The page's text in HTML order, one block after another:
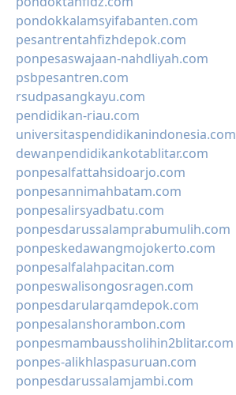
pondokkalamsyifabanten.com
pesantrentahfizhdepok.com
ponpesaswajaan-nahdliyah.com
psbpesantren.com
rsudpasangkayu.com
pendidikan-riau.com
universitaspendidikanindonesia.com
dewanpendidikankotablitar.com
ponpesalfattahsidoarjo.com
ponpesannimahbatam.com
ponpesalirsyadbatu.com
ponpesdarussalamprabumulih.com
ponpeskedawangmojokerto.com
ponpesalfalahpacitan.com
ponpeswalisongosragen.com
ponpesdarularqamdepok.com
ponpesalanshorambon.com
ponpesmambaussholihin2blitar.com
ponpes-alikhlaspasuruan.com
ponpesdarussalamjambi.com